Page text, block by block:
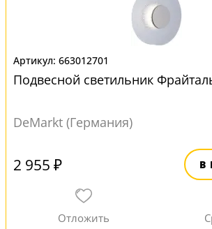
663012701
Подвесной светильник
DeMarkt (Германия)
2 955 ₽ В